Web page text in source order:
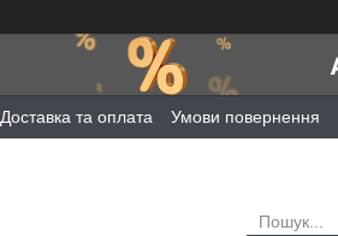
Доставка та оплата Умови повернення